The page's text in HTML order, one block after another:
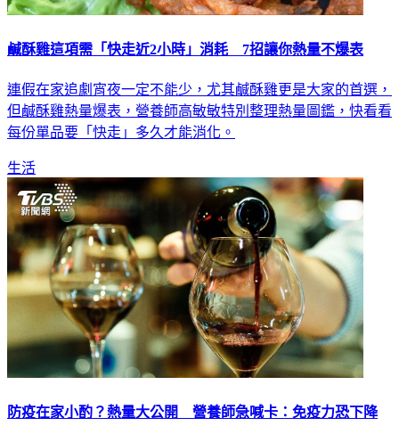
鹹酥雞這項需「快走近2小時」消耗 7招讓你熱量不爆表
連假在家追劇宵夜一定不能少，尤其鹹酥雞更是大家的首選，
但鹹酥雞熱量爆表，營養師高敏敏特別整理熱量圖鑑，快看看
每份單品要「快走」多久才能消化。
生活
防疫在家小酌？熱量大公開 營養師急喊卡：免疫力恐下降